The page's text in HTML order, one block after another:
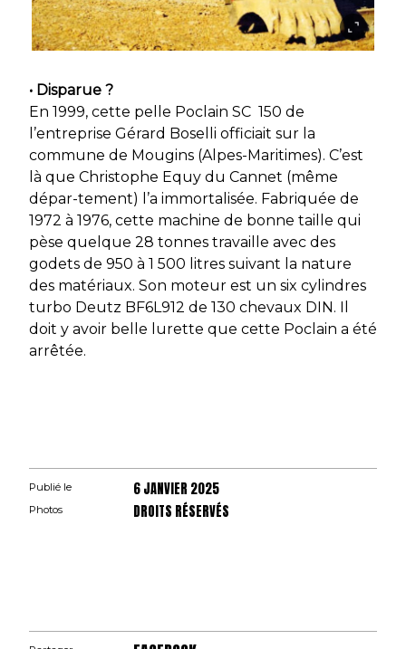
• Disparue ?
En 1999, cette pelle Poclain SC 150 de
l’entreprise Gérard Boselli officiait sur la
commune de Mougins (Alpes-Maritimes). C’est
là que Christophe Equy du Cannet (même
dépar-tement) l’a immortalisée. Fabriquée de
1972 à 1976, cette machine de bonne taille qui
pèse quelque 28 tonnes travaille avec des
godets de 950 à 1 500 litres suivant la nature
des matériaux. Son moteur est un six cylindres
turbo Deutz BF6L912 de 130 chevaux DIN. Il
doit y avoir belle lurette que cette Poclain a été
arrêtée.
Publié le 6 JANVIER 2025
Photos DROITS RÉSERVÉS